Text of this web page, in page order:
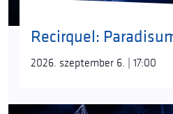
Recirquel:
2026. szeptember 6. | 17:00